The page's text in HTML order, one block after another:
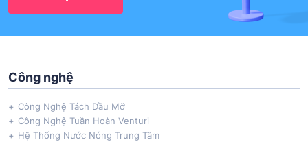
Công nghệ
Công Nghệ Tách Dầu Mỡ
Công Nghệ Tuần Hoàn Venturi
Hệ Thống Nước Nóng Trung Tâm